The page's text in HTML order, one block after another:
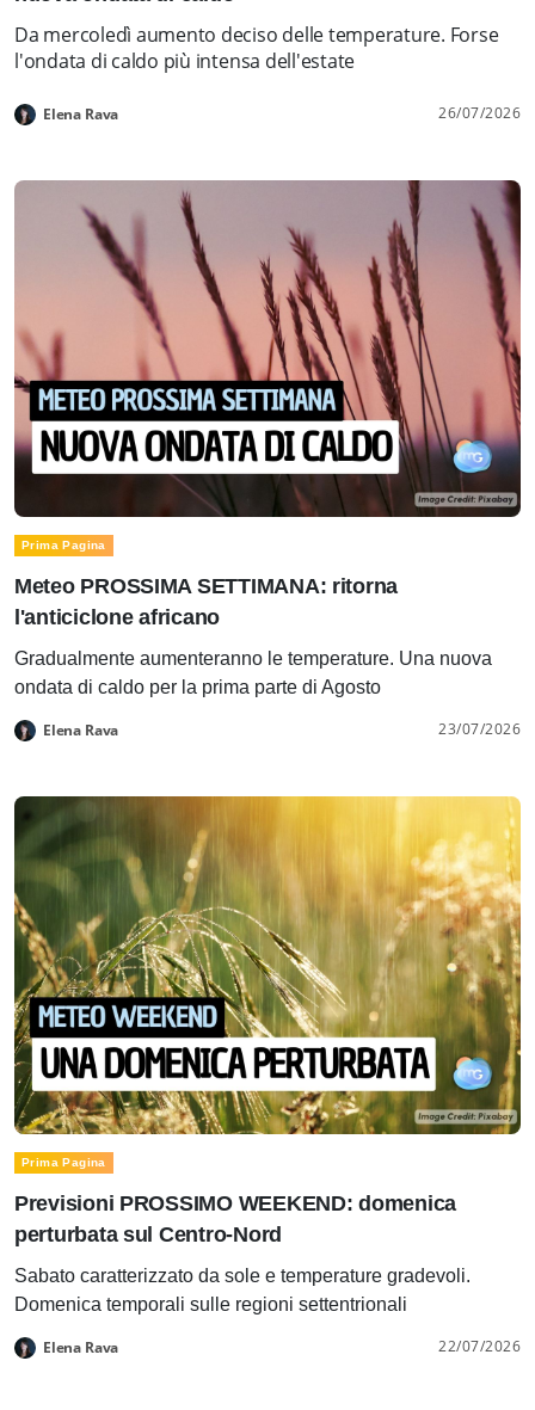
Da mercoledì aumento deciso delle temperature. Forse
l'ondata di caldo più intensa dell'estate
Elena Rava 26/07/2026
Prima Pagina
Meteo PROSSIMA SETTIMANA: ritorna
l'anticiclone africano
Gradualmente aumenteranno le temperature. Una nuova
ondata di caldo per la prima parte di Agosto
Elena Rava 23/07/2026
Prima Pagina
Previsioni PROSSIMO WEEKEND: domenica
perturbata sul Centro-Nord
Sabato caratterizzato da sole e temperature gradevoli.
Domenica temporali sulle regioni settentrionali
Elena Rava 22/07/2026